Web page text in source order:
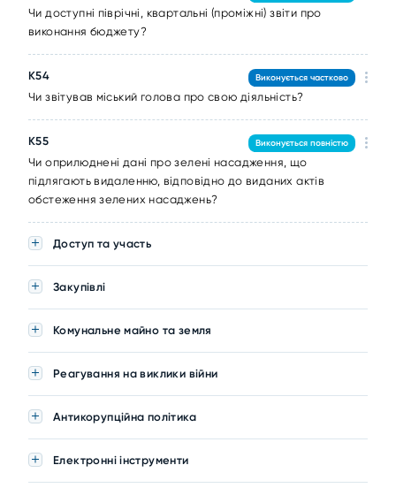
Чи доступні піврічні, квартальні (проміжні) звіти про
виконання бюджету?
K54
Чи звітував міський голова про свою діяльність?
Виконується частково
K55
Чи оприлюднені дані про зелені насадження, що
підлягають видаленню, відповідно до виданих актів
обстеження зелених насаджень?
Виконується повністю
Доступ та участь
Закупівлі
Комунальне майно та земля
Реагування на виклики війни
Антикорупційна політика
Електронні інструменти